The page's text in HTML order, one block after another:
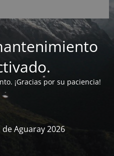
¡Gracias por su paciencia!
Aguaray 2026